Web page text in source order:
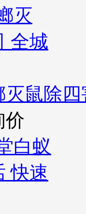
鼠除
价